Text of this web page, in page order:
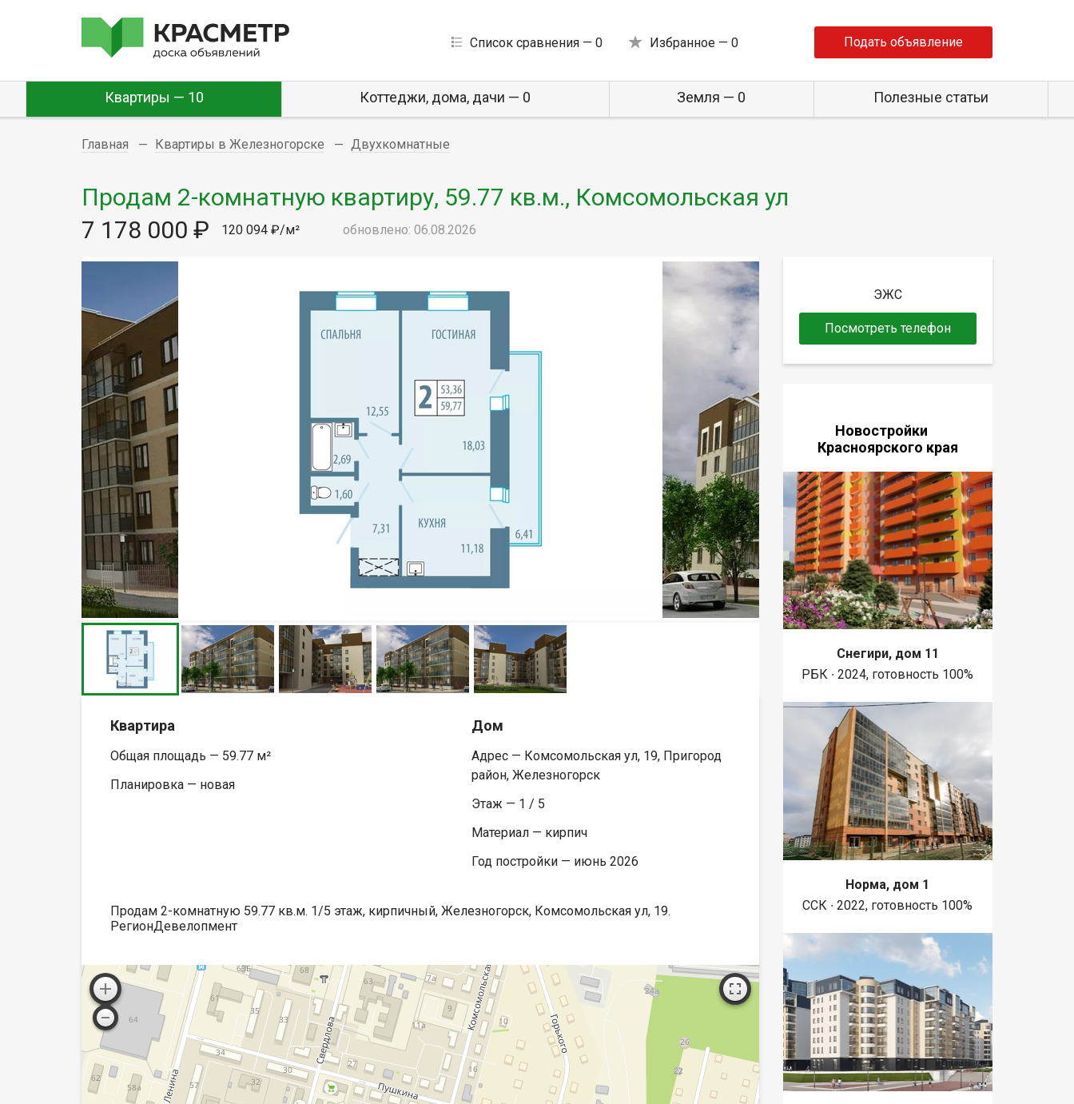
Список сравнения — 0 Избранное — 0 Подать объявление
Квартиры — 10 Коттеджи, дома, дачи — 0 Земля — 0 Полезные статьи
Главная Квартиры в Железногорске Двухкомнатные
Продам 2-комнатную квартиру, 59.77 кв.м., Комсомольская ул
7 178 000 ₽
120 094 ₽/м² обновлено: 06.08.2026
Квартира
Общая площадь — 59.77 м²
Планировка — новая
Дом
Адрес — Комсомольская ул, 19, Пригород
район, Железногорск
Этаж — 1 / 5
Материал — кирпич
Год постройки — июнь 2026
Продам 2-комнатную 59.77 кв.м. 1/5 этаж, кирпичный, Железногорск, Комсомольская ул, 19.
РегионДевелопмент
ЭЖС
Посмотреть телефон
Новостройки
Красноярского края
Снегири, дом 11
РБК ∙ 2024, готовность 100%
Норма, дом 1
ССК ∙ 2022, готовность 100%